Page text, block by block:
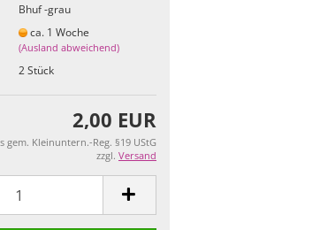
Bhuf -grau
ca. 1 Woche
(Ausland abweichend)
2Stück
2,00 EUR
gem. Kleinuntern.-Reg. §19 UStG
zzgl. Versand